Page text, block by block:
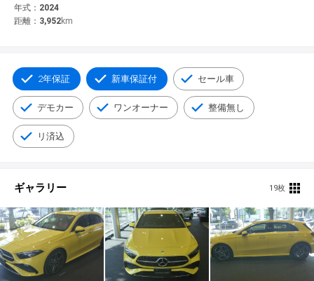
年式： 2024
距離： 3,952km
2年保証 新車保証付 セール車
デモカー ワンオーナー 整備無し
リ済込
ギャラリー 19枚